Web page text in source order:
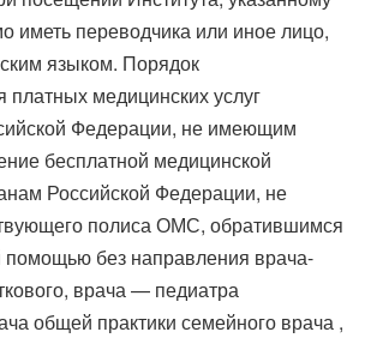
иметь переводчика или иное лицо,
языком. Порядок
платных медицинских услуг
Федерации, не имеющим
бесплатной медицинской
Российской Федерации, не
полиса ОМС, обратившимся
помощью без направления врача-
врача — педиатра
общей практики семейного врача ,